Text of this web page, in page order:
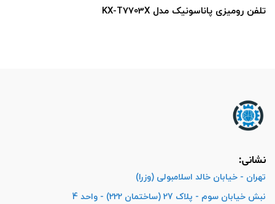
تلفن رومیزی پاناسونیک مدل KX-T7703X
نشانی:
تهران - خیابان خالد اسلامبولی (وزرا)
نبش خیابان سوم - پلاک 27 (ساختمان 222) - واحد 4